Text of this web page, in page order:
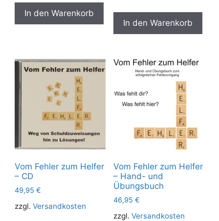
In den Warenkorb
In den Warenkorb
Vom Fehler zum Helfer
– CD
49,95 €
zzgl. Versandkosten
Vom Fehler zum Helfer
– Hand- und
Übungsbuch
46,95 €
zzgl. Versandkosten